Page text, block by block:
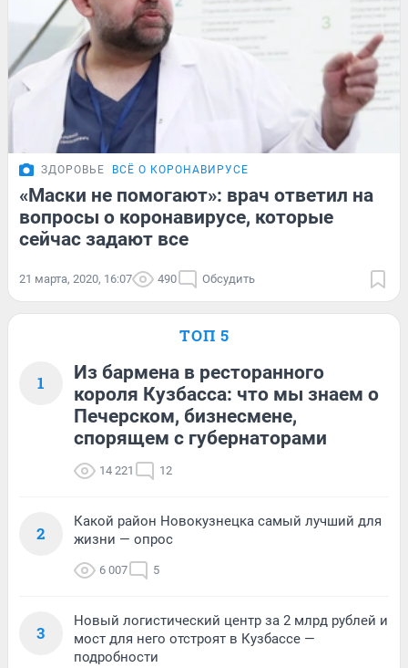
ЗДОРОВЬЕ ВСЁ О КОРОНАВИРУСЕ
«Маски не помогают»: врач ответил на
вопросы о коронавирусе, которые
сейчас задают все
21 марта, 2020, 16:07 490 Обсудить
ТОП 5
1
Из бармена в ресторанного
короля Кузбасса: что мы знаем о
Печерском, бизнесмене,
спорящем с губернаторами
14 221 12
2
Какой район Новокузнецка самый лучший для
жизни — опрос
6 007 5
3
Новый логистический центр за 2 млрд рублей и
мост для него отстроят в Кузбассе —
подробности